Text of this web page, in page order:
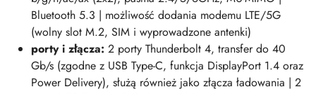
Bluetooth 5.3 | możliwość dodania modemu LTE/5G
(wolny slot M.2, SIM i wyprowadzone antenki)
porty i złącza: 2 porty Thunderbolt 4, transfer do 40
Gb/s (zgodne z USB Type-C, funkcja DisplayPort 1.4 oraz
Power Delivery), służą również jako złącza ładowania | 2